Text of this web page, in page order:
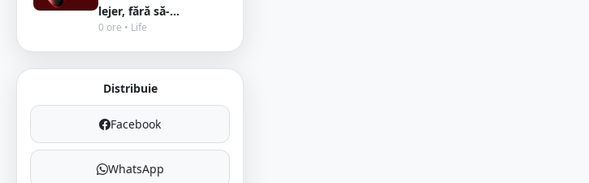
lejer, fără să-...
0 ore • Life
Distribuie
Facebook
WhatsApp